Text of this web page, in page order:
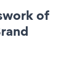
of